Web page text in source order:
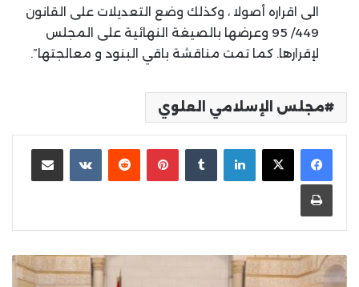
الى اقراره أصولا ، وكذلك وضع التعديلات على القانون
449/ 95 وعرضها بالصيغة النهائية على المجلس
لإقرارها. كما تمت مناقشة باقي البنود و معالجتها”.
مجلس الإسلامي العلوي
لينكدإن بينتيريست مشاركة عبر البريد
طباعة